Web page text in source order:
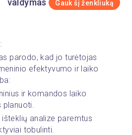
valdymas Gauk šį ženkliuką
parodo, kad jo turėtojas
efektyvumo ir laiko
ir komandos laiko
planuoti.
analize paremtus
tobulinti.